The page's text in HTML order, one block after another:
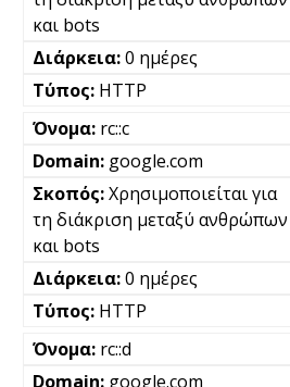
και bots
0 ημέρες
HTTP
rc::c
google.com
Χρησιμοποιείται για
τη διάκριση μεταξύ ανθρώπων
και bots
0 ημέρες
HTTP
rc::d
google.com